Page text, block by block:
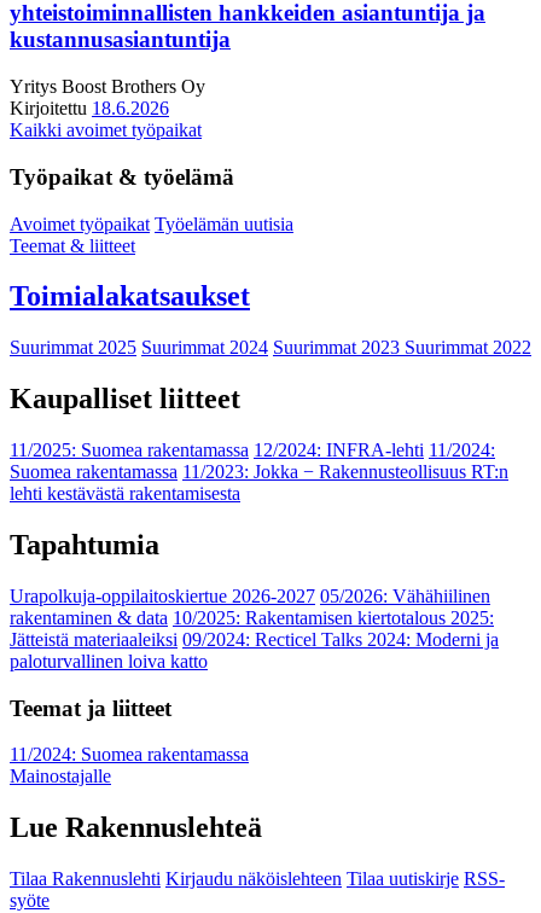
yhteistoiminnallisten hankkeiden asiantuntija ja
kustannusasiantuntija
Yritys Boost Brothers Oy
Kirjoitettu 18.6.2026
Kaikki avoimet työpaikat
Työpaikat & työelämä
Avoimet työpaikat Työelämän uutisia
Teemat & liitteet
Toimialakatsaukset
Suurimmat 2025 Suurimmat 2024 Suurimmat 2023 Suurimmat 2022
Kaupalliset liitteet
11/2025: Suomea rakentamassa 12/2024: INFRA-lehti 11/2024:
Suomea rakentamassa 11/2023: Jokka − Rakennusteollisuus RT:n
lehti kestävästä rakentamisesta
Tapahtumia
Urapolkuja-oppilaitoskiertue 2026-2027 05/2026: Vähähiilinen
rakentaminen & data 10/2025: Rakentamisen kiertotalous 2025:
Jätteistä materiaaleiksi 09/2024: Recticel Talks 2024: Moderni ja
paloturvallinen loiva katto
Teemat ja liitteet
11/2024: Suomea rakentamassa
Mainostajalle
Lue Rakennuslehteä
Tilaa Rakennuslehti Kirjaudu näköislehteen Tilaa uutiskirje RSS-
syöte